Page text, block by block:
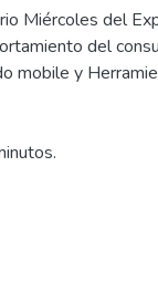
Miércoles del
del
mobile y